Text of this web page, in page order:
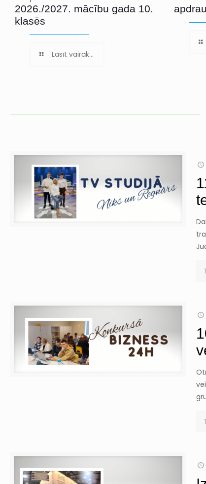
2026./2027. mācību gada 10.
klasēs
Lasīt vairāk...